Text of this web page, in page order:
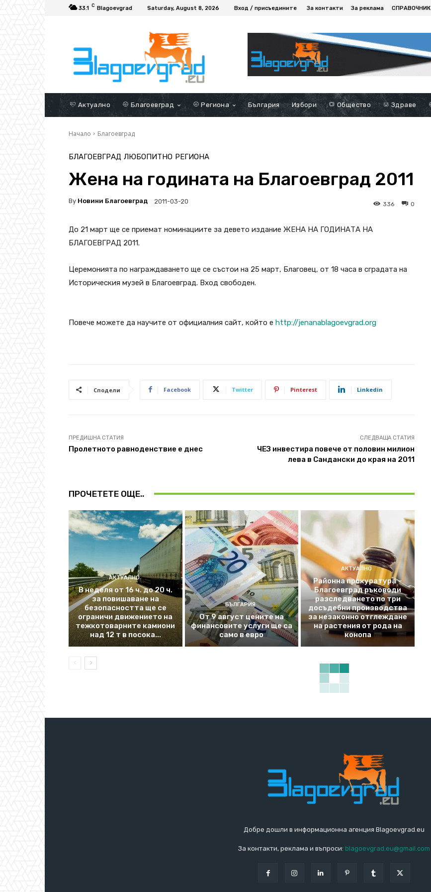
33.1 C Blagoevgrad Saturday, August 8, 2026 Вход / присъедините За контакти За реклама СПРАВОЧНИК
Актуално Благоевград Региона България Избори Общество Здраве
Начало Благоевград
БЛАГОЕВГРАД ЛЮБОПИТНО РЕГИОНА
Жена на годината на Благоевград 2011
By Новини Благоевград 2011-03-20 0
336
До 21 март ще се приемат номинациите за девето издание ЖЕНА НА ГОДИНАТА НА
БЛАГОЕВГРАД 2011.
Церемонията по награждаването ще се състои на 25 март, Благовец, от 18 часа в сградата на
Историческия музей в Благоевград. Вход свободен.
Повече можете да научите от официалния сайт, който е http://jenanablagoevgrad.org
Сподели Facebook Twitter Pinterest Linkedin
ПРЕДИШНА СТАТИЯ
Пролетното равноденствие е днес
СЛЕДВАЩА СТАТИЯ
ЧЕЗ инвестира повече от половин милион
лева в Сандански до края на 2011
ПРОЧЕТЕТЕ ОЩЕ..
АКТУАЛНО
В неделя от 16 ч. до 20 ч.
за повишаване на
безопасността ще се
ограничи движението на
тежкотоварните камиони
над 12 т в посока...
БЪЛГАРИЯ
От 9 август цените на
финансовите услуги ще са
само в евро
АКТУАЛНО
Районна прокуратура –
Благоевград ръководи
разследването по три
досъдебни производства
за незаконно отглеждане
на растения от рода на
конопа
Добре дошли в информационна агенция Blagoevgrad.eu
За контакти, реклама и въпроси: blagoevgrad.eu@gmail.com